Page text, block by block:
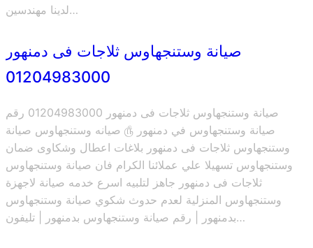
لدينا مهندسين…
صيانة وستنجهاوس ثلاجات فى دمنهور
01204983000
صيانة وستنجهاوس ثلاجات فى دمنهور 01204983000 رقم
صيانة وستنجهاوس في دمنهور ௹ صيانه وستنجهاوس صيانة
وستنجهاوس ثلاجات فى دمنهور بلاغات اعطال وشكاوى ضمان
وستنجهاوس تسهيلا علي عملائنا الكرام فان صيانة وستنجهاوس
ثلاجات فى دمنهور جاهز لتلبيه اسرع خدمه صيانة لاجهزة
وستنجهاوس المنزلية لعدم حدوث شكوي صيانة وستنجهاوس
بدمنهور | رقم صيانة وستنجهاوس بدمنهور | تليفون…